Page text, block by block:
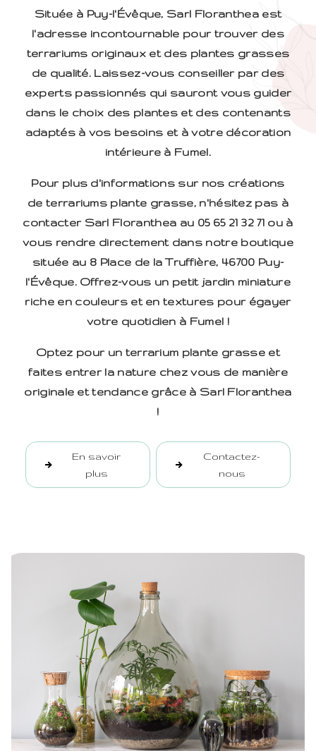
Située à Puy-l'Évêque, Sarl Floranthea est
l'adresse incontournable pour trouver des
terrariums originaux et des plantes grasses
de qualité. Laissez-vous conseiller par des
experts passionnés qui sauront vous guider
dans le choix des plantes et des contenants
adaptés à vos besoins et à votre décoration
intérieure à Fumel.
Pour plus d'informations sur nos créations
de terrariums plante grasse, n'hésitez pas à
contacter Sarl Floranthea au 05 65 21 32 71 ou à
vous rendre directement dans notre boutique
située au 8 Place de la Truffière, 46700 Puy-
l'Évêque. Offrez-vous un petit jardin miniature
riche en couleurs et en textures pour égayer
votre quotidien à Fumel !
Optez pour un terrarium plante grasse et
faites entrer la nature chez vous de manière
originale et tendance grâce à Sarl Floranthea
!
En savoir
plus
Contactez-
nous